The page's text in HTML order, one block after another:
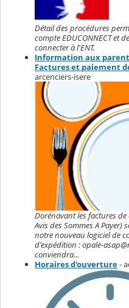
Détail des procédures
compte EDUCONNECT et
connecter à l'ENT.
Information aux
Factures et paiement
arcenciers-isere
Dorénavant les factures
Avis des Sommes A
notre nouveau logiciel de
d'expédition : opale-
conviendra...
Horaires d'ouverture-